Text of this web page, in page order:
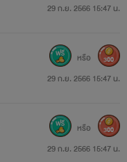
29 ก.ย. 2566 15:47 น.
29 ก.ย. 2566 15:47 น.
หรือ 300
29 ก.ย. 2566 15:47 น.
หรือ 300